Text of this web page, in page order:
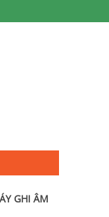
GHI ÂM